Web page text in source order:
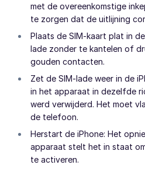
met de overeenkomstige
te zorgen dat de uitlijning
Plaats de SIM-kaart plat in
lade zonder te kantelen of
gouden contacten.
Zet de SIM-lade weer in de
in het apparaat in dezelfde
werd verwijderd. Het moet
de telefoon.
Herstart de iPhone: Het
apparaat stelt het in staat
te activeren.